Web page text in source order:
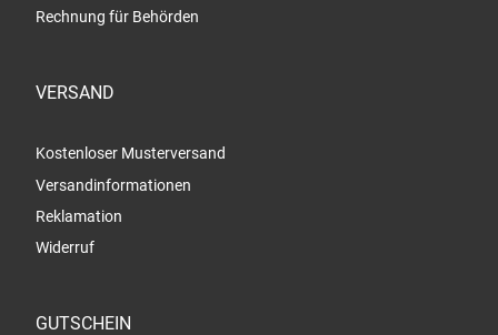
Rechnung für Behörden
VERSAND
Kostenloser Musterversand
Versandinformationen
Reklamation
Widerruf
GUTSCHEIN